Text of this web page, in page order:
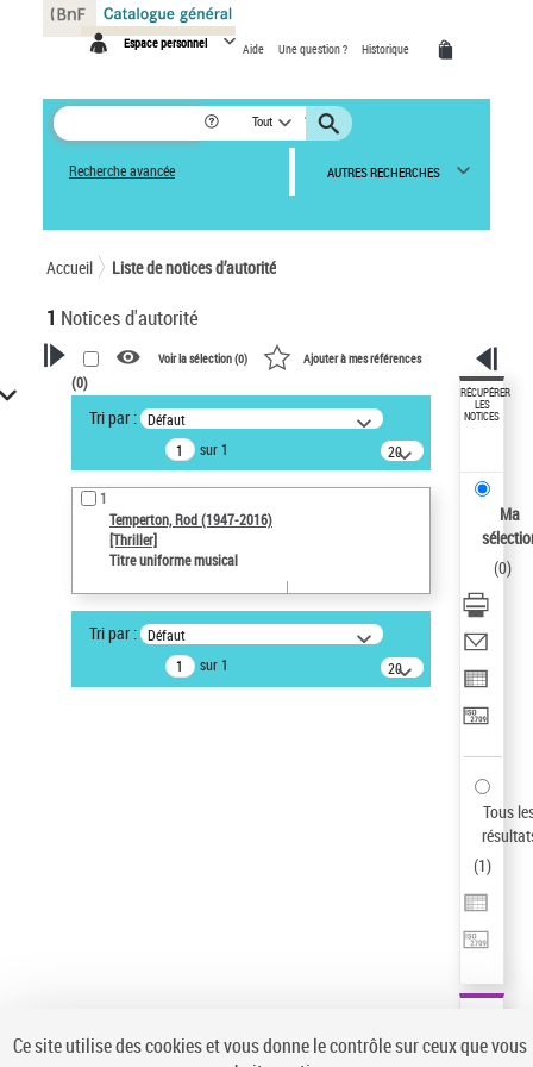
Espace personnel Aide Une question ? Historique
Tout
Recherche avancée AUTRES RECHERCHES
Accueil Liste de notices d’autorité
1 Notices d'autorité
VOTRE RECHERCHE
Recherche avancée dans les
notices d’autorité
Œuvres liées à l'auteur :
Temperton, Rod (1947-2016)
Sauvegarder votre recherche
AFFINER
Type de notice d'autorité
Voir la sélection (0) Ajouter à mes références
(0)
Tri par : Défaut
sur 1
20
résultats/page
1
Temperton, Rod (1947-2016)
[Thriller]
Titre uniforme musical
Tri par : Défaut
sur 1
20
résultats/page
RÉCUPÉRER
LES
NOTICES
Ma
(0)
Tous
(1)
Panneau de gestion des cookies
Ce site utilise des cookies et vous donne le contrôle sur ceux que vous